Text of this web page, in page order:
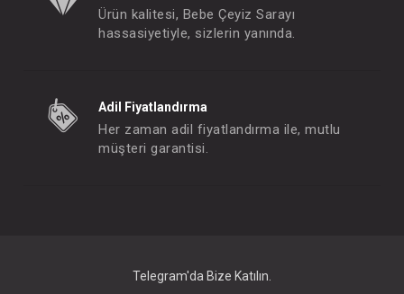
Ürün kalitesi, Bebe Çeyiz Sarayı
hassasiyetiyle, sizlerin yanında.
Adil Fiyatlandırma
Her zaman adil fiyatlandırma ile, mutlu
müşteri garantisi.
Telegram'da Bize Katılın.